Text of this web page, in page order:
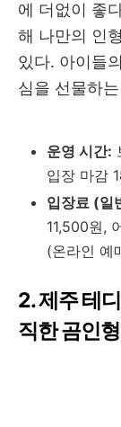
에 더없이 좋
해 나만의 인
있다. 아이들
심을 선물하
운영 시간:
입장 마감
입장료 (일
11,500원,
(온라인 예
2. 제주 테
직한 곰인